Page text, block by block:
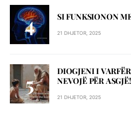
SI FUNKSIONON
21 DHJETOR, 2025
DIOGJENI I
NEVOJË PËR ASGJË!
21 DHJETOR, 2025